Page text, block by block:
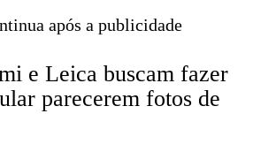
após a publicidade
e Leica buscam fazer
parecerem fotos de